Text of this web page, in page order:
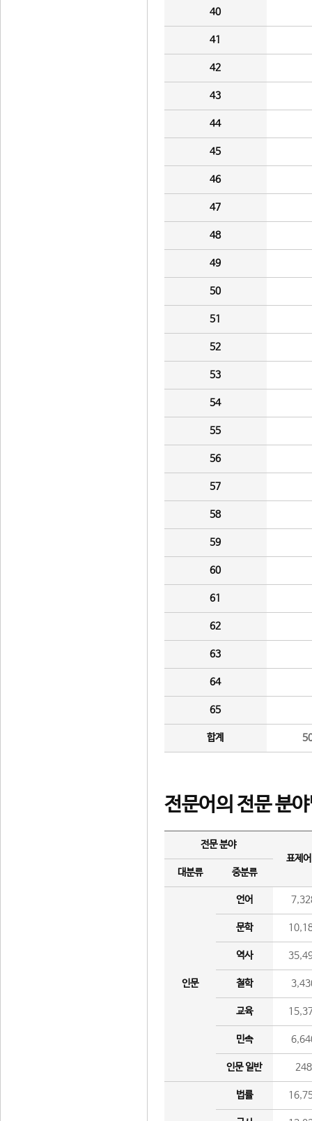
40
41
42
43
44
45
46
47
48
49
50
51
52
53
54
55
56
57
58
59
60
61
62
63
64
65
합계
전문어의 전문 분
전문 분야
표제
대분류
중분류
인문
언어
문학
역사
철학
교육
민속
인문 일반 248
법률